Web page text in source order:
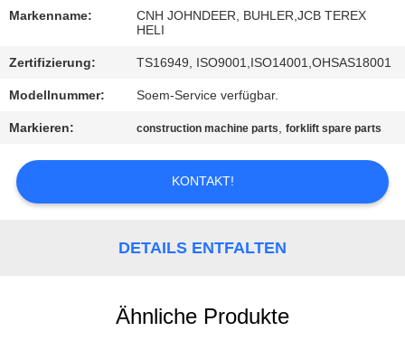
SIE
MIT
UNS
VERBINDUNG
NACHRICHTEN
FORDERN
Markenname:
CNH JOHNDEER, BUHLER,JCB TEREX
HELI
Zertifizierung: TS16949, ISO9001,ISO14001,OHSAS18001
Modellnummer: Soem-Service verfügbar.
Markieren: construction machine parts,forklift spare parts
KONTAKT!
DETAILS ENTFALTEN
Ähnliche Produkte